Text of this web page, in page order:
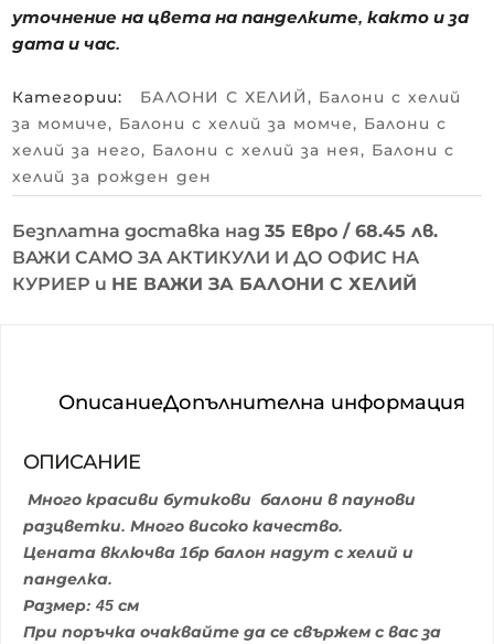
уточнение на цвета на панделките, както и за
дата и час.
Категории: БАЛОНИ С ХЕЛИЙ, Балони с хелий
за момиче, Балони с хелий за момче, Балони с
хелий за него, Балони с хелий за нея, Балони с
хелий за рожден ден
Безплатна доставка над35 Евро / 68.45 лв.
ВАЖИ САМО ЗА АКТИКУЛИ И ДО ОФИС НА
КУРИЕР и НЕ ВАЖИ ЗА БАЛОНИ С ХЕЛИЙ
ОписаниеДопълнителна информация
ОПИСАНИЕ
Много красиви бутикови балони в паунови
разцветки. Много високо качество.
Цената включва 1бр балон надут с хелий и
панделка.
Размер: 45 см
При поръчка очаквайте да се свържем с вас за